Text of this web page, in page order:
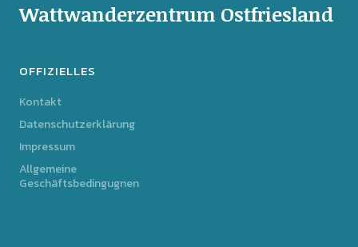
Wattwanderzentrum Ostfriesland
OFFIZIELLES
Kontakt
Datenschutzerklärung
Impressum
Allgemeine
Geschäftsbedingugnen